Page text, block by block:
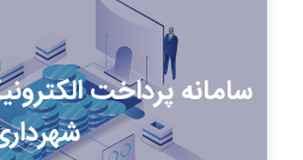
سامانه پرداخت